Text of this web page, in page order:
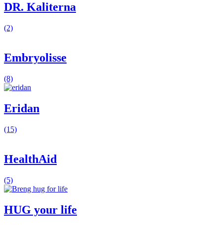
DR. Kaliterna
(2)
Embryolisse
(8)
Eridan
(15)
HealthAid
(5)
HUG your life